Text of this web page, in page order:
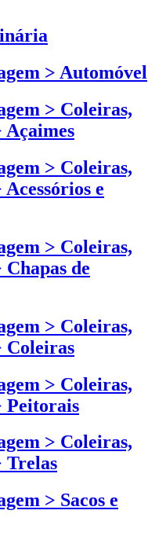
> Automóvel
> Coleiras,
Açaimes
> Coleiras,
e
> Coleiras,
de
> Coleiras,
Coleiras
> Coleiras,
Peitorais
> Coleiras,
Trelas
> Sacos e